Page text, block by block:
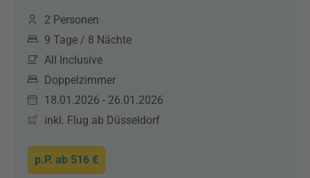
2 Personen
9 Tage / 8 Nächte
All Inclusive
Doppelzimmer
18.01.2026 - 26.01.2026
inkl. Flug ab Düsseldorf
p.P. ab 516 €